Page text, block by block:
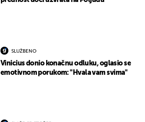
SLUŽBENO
Vinicius donio konačnu odluku, oglasio se
emotivnom porukom: "Hvala vam svima"